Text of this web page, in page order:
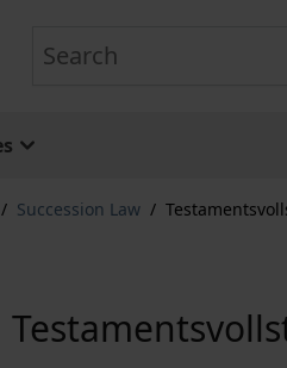
/ Succession Law /